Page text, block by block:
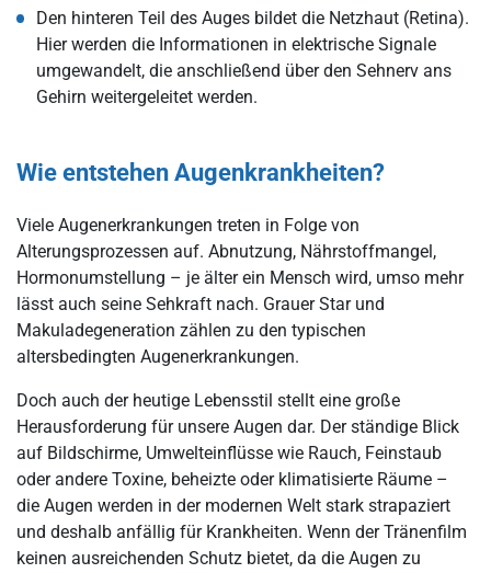
Den hinteren Teil des Auges bildet die Netzhaut (Retina).
Hier werden die Informationen in elektrische Signale
umgewandelt, die anschließend über den Sehnerv ans
Gehirn weitergeleitet werden.
Wie entstehen Augenkrankheiten?
Viele Augenerkrankungen treten in Folge von
Alterungsprozessen auf. Abnutzung, Nährstoffmangel,
Hormonumstellung – je älter ein Mensch wird, umso mehr
lässt auch seine Sehkraft nach. Grauer Star und
Makuladegeneration zählen zu den typischen
altersbedingten Augenerkrankungen.
Doch auch der heutige Lebensstil stellt eine große
Herausforderung für unsere Augen dar. Der ständige Blick
auf Bildschirme, Umwelteinflüsse wie Rauch, Feinstaub
oder andere Toxine, beheizte oder klimatisierte Räume –
die Augen werden in der modernen Welt stark strapaziert
und deshalb anfällig für Krankheiten. Wenn der Tränenfilm
keinen ausreichenden Schutz bietet, da die Augen zu